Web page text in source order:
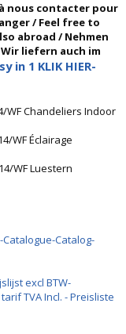
nous contacter pour
/ Feel free to
abroad / Nehmen
liefern auch im
in 1 KLIK HIER-
WF Chandeliers Indoor
WF Éclairage
WF Luestern
Catalog-
excl BTW-
TVA Incl. - Preisliste